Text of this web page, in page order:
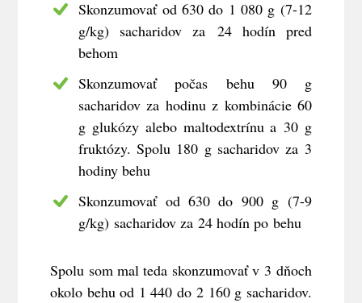
Skonzumovať od 630 do 1 080 g (7-12
g/kg) sacharidov za 24 hodín pred
behom
Skonzumovať počas behu 90 g
sacharidov za hodinu z kombinácie 60
g glukózy alebo maltodextrínu a 30 g
fruktózy. Spolu 180 g sacharidov za 3
hodiny behu
Skonzumovať od 630 do 900 g (7-9
g/kg) sacharidov za 24 hodín po behu
Spolu som mal teda skonzumovať v 3 dňoch
okolo behu od 1 440 do 2 160 g sacharidov.